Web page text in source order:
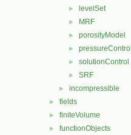
► levelSet
► MRF
► porosityModel
► pressureControl
► solutionControl
► SRF
► incompressible
► fields
► finiteVolume
► functionObjects